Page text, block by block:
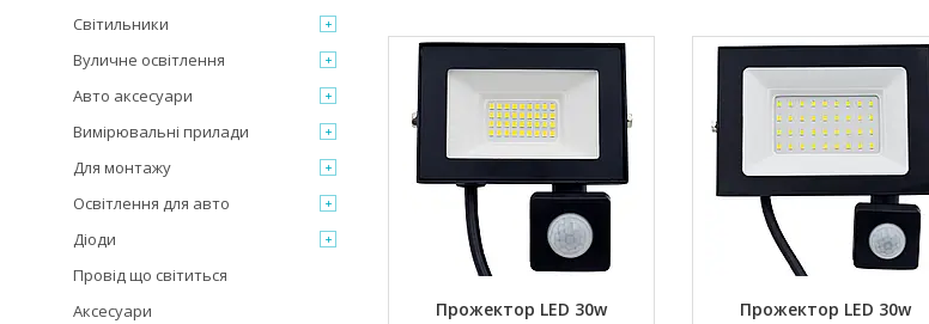
Прожектор LED 30w
Прожектор LED 30w
Світильники
Вуличне освітлення
Авто аксесуари
Вимірювальні прилади
Для монтажу
Освітлення для авто
Діоди
Провід що світиться
Аксесуари